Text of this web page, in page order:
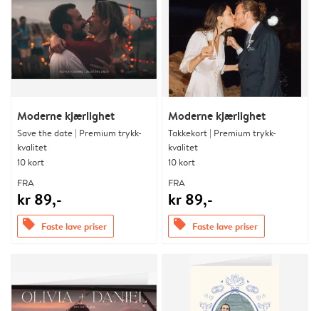
Moderne kjærlighet
Save the date | Premium trykk-
kvalitet
10 kort
FRA
kr 89,-
offers Faste lave priser
Moderne kjærlighet
Takkekort | Premium trykk-
kvalitet
10 kort
FRA
kr 89,-
offers Faste lave priser